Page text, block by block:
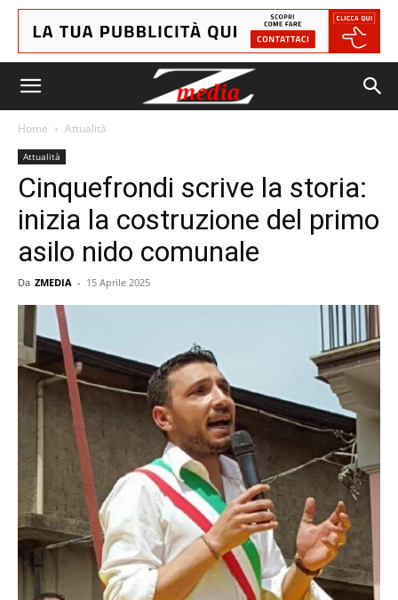
Home Attualità
Attualità
Cinquefrondi scrive la storia:
inizia la costruzione del primo
asilo nido comunale
Da ZMEDIA - 15 Aprile 2025